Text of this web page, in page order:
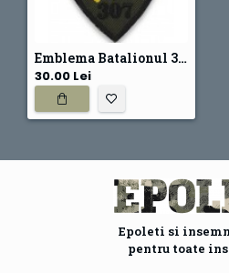
Emblema Batalionul 307 Infanterie Marina
30.00 Lei
Epoleti si
pentru toate